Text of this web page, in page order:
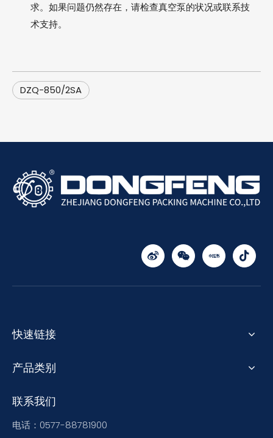
求。如果问题仍然存在，请检查真空泵的状况或联系技
术支持。
DZQ-850/2SA
快速链接
产品类别
联系我们
电话：0577-88781900